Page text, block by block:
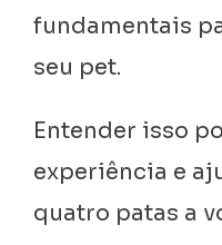
fundamentais
seu pet.
Entender isso
experiência e
quatro patas a